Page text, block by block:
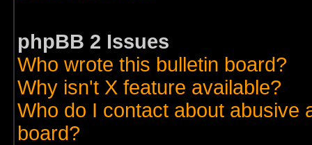
phpBB 2 Issues
Who wrote this bulletin board?
Why isn't X feature available?
Who do I contact about abusive
board?